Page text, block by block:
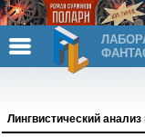
Лингвистический